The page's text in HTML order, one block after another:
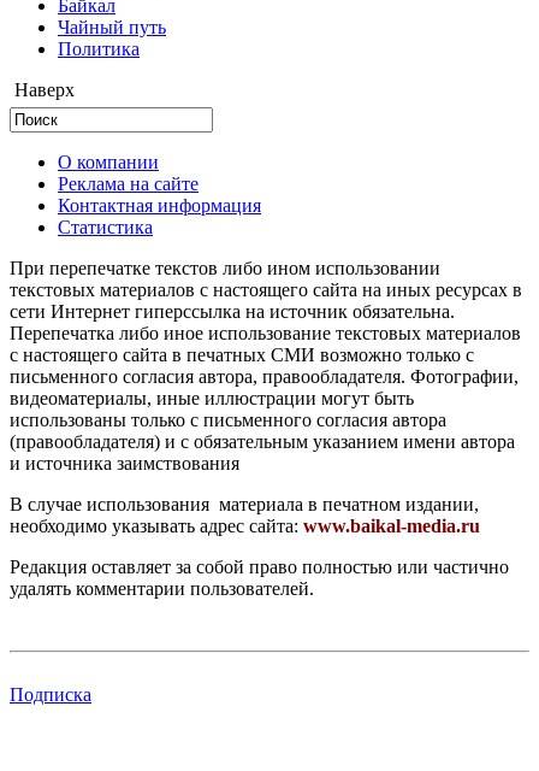
Байкал
Чайный путь
Политика
Наверх
О компании
Реклама на сайте
Контактная информация
Статистика
При перепечатке текстов либо ином использовании
текстовых материалов с настоящего сайта на иных ресурсах в
сети Интернет гиперссылка на источник обязательна.
Перепечатка либо иное использование текстовых материалов
с настоящего сайта в печатных СМИ возможно только с
письменного согласия автора, правообладателя. Фотографии,
видеоматериалы, иные иллюстрации могут быть
использованы только с письменного согласия автора
(правообладателя) и с обязательным указанием имени автора
и источника заимствования
В случае использования материала в печатном издании,
необходимо указывать адрес сайта: www.baikal-media.ru
Редакция оставляет за собой право полностью или частично
удалять комментарии пользователей.
Подписка